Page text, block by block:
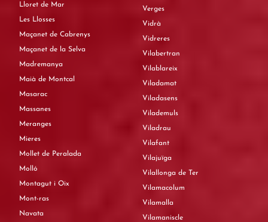
Lloret de Mar
Les Llosses
Maçanet de Cabrenys
Maçanet de la Selva
Madremanya
Maià de Montcal
Masarac
Massanes
Meranges
Mieres
Mollet de Peralada
Molló
Montagut i Oix
Mont-ras
Navata
Verges
Vidrà
Vidreres
Vilabertran
Vilablareix
Viladamat
Viladasens
Vilademuls
Viladrau
Vilafant
Vilajuïga
Vilallonga de Ter
Vilamacolum
Vilamalla
Vilamaniscle